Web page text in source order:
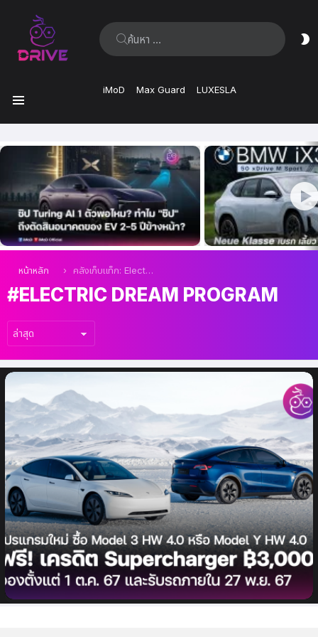
ค้นหา:
iMoD Max Guard LUXESLA
ล่าสุด
คุณอยู่ที่นี่:
หน้าหลัก คลังเก็บแท็ก: Electric Dream Program
ELECTRIC DREAM PROGRAM
เรื่อง
ล่าสุด
Tesla ประเทศไทย เปิดโปรแกรมพิเศษ ซื้อ
Model 3 HW 4.0 หรือ Model Y HW 4.0 รับ
ทันที! เครดิต Supercharger มูลค่า 3,000
บาท รับรถภายใน 27 พ.ย. นี้